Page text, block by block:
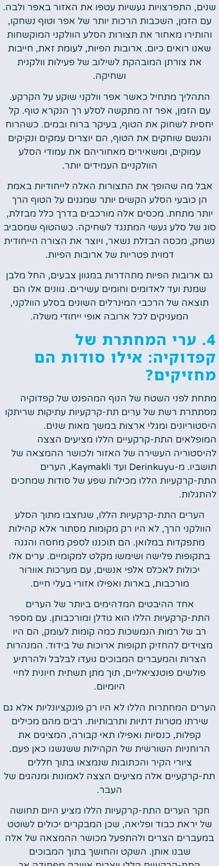
שנים, התפרצויות געשיות עטפו את האזור באפר ולבה.
עם הזמן, השכבות הרכות יותר של אפר וטוף נשחקו,
והותירו מאחור את תצורות הסלע הוולקני המוקשחות
שאנו רואים כיום. ארובות הפיות, לעומת זאת, חייבות
את צורתן המובהקת לשילוב של פעילות וולקנית
ושחיקה.
התהליך מתחיל כאשר אפר וולקני שוקע על הקרקע.
עם הזמן, אפר זה מתקשה לסלע רך הנקרא טוף. קל
יחסית לשחוק את הטוף, בעיקר ברוח ובמים. כשהרוח
והגשם שוחקים את הטוף, הם יוצרים עמקים ונקיקים
עמוקים, ומשאירים מאחוריהם את עמודי הסלע
הוולקניים העמידים יותר.
אבל מה שהופך את התצורות האלה לייחודיות באמת
הן כובעי הסלע הקשים יותר שמגנים על הטוף הרך
יותר מתחת. מכסים אלה מורכבים בדרך כלל מבזלת,
סוג של סלע געשי המתנגד לשחיקה. כשהטוף שמסביב
נשחק, מכסה הבזלת נשאר, ויוצר את הצורה הייחודית
דמוית פטריות של ארובות הפיות.
גם ארובות הפיות מתהדרות במגוון צבעים, החל מלבן
שמנת ועד לאדומים וחומים עשירים. גוונים אלו הם
תוצאה של הרכבי המינרלים השונים בסלע הוולקני,
המעניקים לכל ארובה אופי ייחודי משלה.
4. ערי המחתרת של
קפדוקיה: אילו סודות הם
מחזיקים?
מתחת לפני השטח של הנוף המהפנט של קפדוקיה
מסתתרת רשת של ערים תת-קרקעיות עתיקות שריתקו
היסטוריונים ומגלי ארצות במשך מאות שנים.
המופלאים התת-קרקעיים הללו מציעים הצצה
להיסטוריה העשירה של האזור ולכושר ההמצאה של
תושביו. מ-Derinkuyu ועד Kaymakli, הערים
התת-קרקעיות הללו מכילות שפע של סודות שמחכים
להתגלות.
הערים התת-קרקעיות הללו, שנחצבו מתוך הסלע
הוולקני הרך, לא היו רק מקומות מסתור אלא קהילות
מתפקדות במלואן. הם תוכננו לספק מחסה והגנה
בתקופות פלישה ושימשו מקלט למקומיים. ערים אלו
יכולות לאכלס אלפי אנשים, עם מערכות אוורור
מורכבות, בארות ואפילו אזורי בעלי חיים.
אחד ההיבטים המדהימים ביותר של הערים
התת-קרקעיות הללו הוא גודלן ומורכבותן. עם מספר
רב של רמות הנמשכות כמה קומות לעומק, הם היו
מצוידים להחזיק תקופות ארוכות של בידוד. המנהרות
הצרות והמעברים המבוכים נועדו לבלבל ולהרתיע
פולשים פוטנציאליים, תוך מתן תשתית חיונית לחיי
היומיום.
הערים המחתרות הללו לא היו רק פונקציונליות אלא גם
שירתו מטרות דתיות ותרבותיות. רבים מהם מכילים
קפלות, כנסיות ואפילו תאי קבורה, המציגים את
הרוחניות השורשית של הקהילות ששגשגו כאן פעם.
ציורי הקיר והכתובות שנמצאו בתוך חללים
תת-קרקעיים אלה מציעים הצצה לאמונות ומנהגים של
העבר.
חקר הערים התת-קרקעיות הללו מציע היום תחושה
של יראת כבוד ופליאה, שכן המבקרים יכולים לשוטט
במעברים הצרים ולהתפעל מכושר ההמצאה של אלה
שבנו אותן. השקט והחושך בתוך המבוכים